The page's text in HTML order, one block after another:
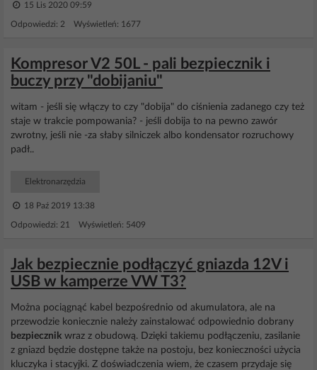
15 Lis 2020 09:59
Odpowiedzi: 2 Wyświetleń: 1677
Kompresor V2 50L - pali bezpiecznik i
buczy przy "dobijaniu"
witam - jeśli się włączy to czy "dobija" do ciśnienia zadanego czy też
staje w trakcie pompowania? - jeśli dobija to na pewno zawór
zwrotny, jeśli nie -za słaby silniczek albo kondensator rozruchowy
padł..
Elektronarzędzia
18 Paź 2019 13:38
Odpowiedzi: 21 Wyświetleń: 5409
Jak bezpiecznie podłączyć gniazda 12V i
USB w kamperze VW T3?
Można pociągnąć kabel bezpośrednio od akumulatora, ale na
przewodzie koniecznie należy zainstalować odpowiednio dobrany
bezpiecznik wraz z obudową. Dzięki takiemu podłączeniu, zasilanie
z gniazd będzie dostępne także na postoju, bez konieczności użycia
kluczyka i stacyjki. Z doświadczenia wiem, że czasem przydaje się